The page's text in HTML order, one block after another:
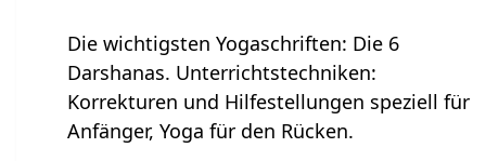
Die wichtigsten Yogaschriften: Die 6
Darshanas. Unterrichtstechniken:
Korrekturen und Hilfestellungen speziell für
Anfänger, Yoga für den Rücken.